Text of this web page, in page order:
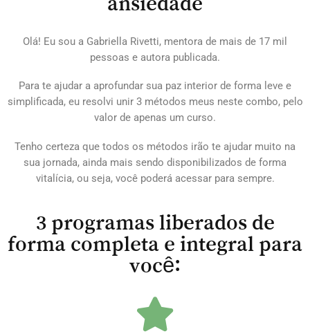
Olá! Eu sou a Gabriella Rivetti, mentora de mais de 17 mil
pessoas e autora publicada.
Para te ajudar a aprofundar sua paz interior de forma leve e
simplificada, eu resolvi unir 3 métodos meus neste combo, pelo
valor de apenas um curso.
Tenho certeza que todos os métodos irão te ajudar muito na
sua jornada, ainda mais sendo disponibilizados de forma
vitalícia, ou seja, você poderá acessar para sempre.
3 programas liberados de
forma completa e integral para
você: